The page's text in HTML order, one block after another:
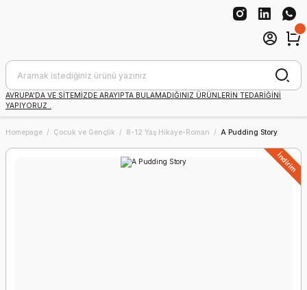
AVRUPA'DA VE SİTEMİZDE ARAYIPTA BULAMADIĞINIZ ÜRÜNLERİN TEDARİĞİNİ
YAPIYORUZ .
Homepage Çocuk ve Gençlik 8-12 Yaş Hikaye-Roman A Pudding Story
İndirim